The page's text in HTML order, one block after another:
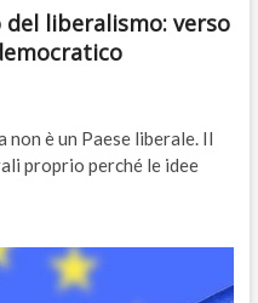
del liberalismo: verso
non è un Paese liberale. Il
proprio perché le idee